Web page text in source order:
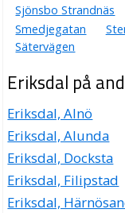
Sjönsbo Strandnäs
Smedjegatan
Sätervägen
Eriksdal på
Eriksdal, Alnö
Eriksdal, Alunda
Eriksdal, Docksta
Eriksdal, Filipstad
Eriksdal,